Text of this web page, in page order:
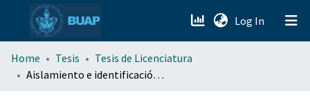
Log In (current)
menu.section.about_menu
Home Tesis
Tesis de Licenciatura
Aislamiento e identificación de las especies patógenas Vibrio cholerae, Vibrio vulnificus y Vibrio parahaemolyticus en muestras de camarones y moluscos bivalvos en el Departamento de Vigilancia Sanitaria del Laboratorio de Salud Pública del Estado de Puebla